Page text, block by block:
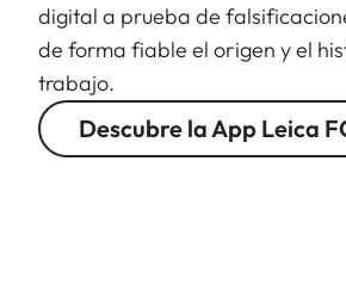
digital a prueba de
de forma fiable el origen y el
trabajo.
Descubre la App Leica